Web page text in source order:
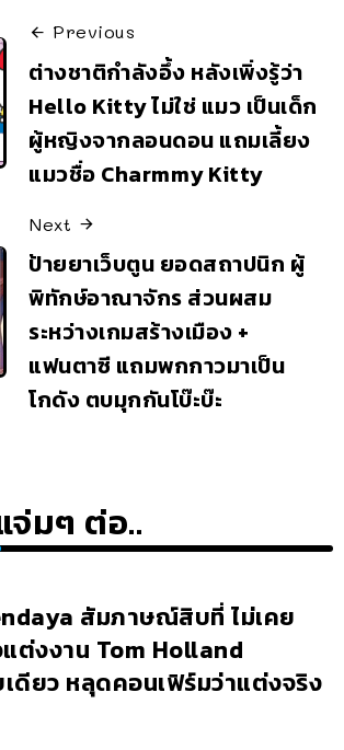
Previous
ต่างชาติกำลังอึ้ง หลังเพิ่งรู้ว่า
Hello Kitty ไม่ใช่ แมว เป็นเด็ก
ผู้หญิงจากลอนดอน แถมเลี้ยง
แมวชื่อ Charmmy Kitty
Next
ป้ายยาเว็บตูน ยอดสถาปนิก ผู้
พิทักษ์อาณาจักร ส่วนผสม
ระหว่างเกมสร้างเมือง +
แฟนตาซี แถมพกกาวมาเป็น
โกดัง ตบมุกกันโบ๊ะบ๊ะ
จ่มๆ ต่อ..
สัมภาษณ์สิบที่ ไม่เคย
ต่งงาน Tom Holland
ดียว หลุดคอนเฟิร์มว่าแต่งจริง